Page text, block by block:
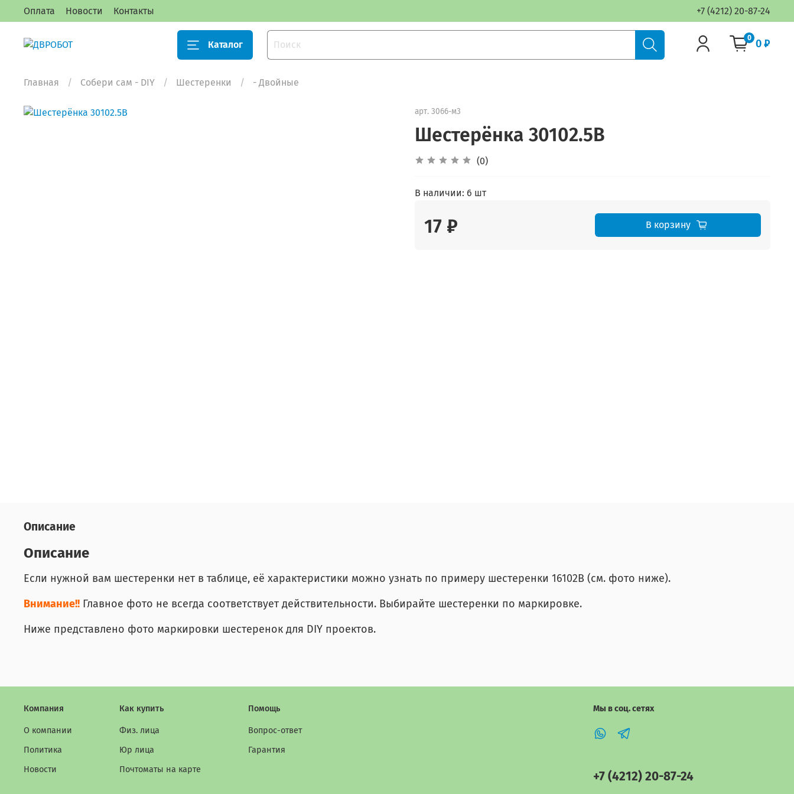
Оплата Новости Контакты +7 (4212) 20-87-24
Каталог
0 0 ₽
Главная Собери сам - DIY Шестеренки - Двойные
арт. 3066-м3
Шестерёнка 30102.5B
(0)
В наличии: 6 шт
17 ₽ В корзину
Описание
Описание
Если нужной вам шестеренки нет в таблице, её характеристики можно узнать по примеру шестеренки 16102В (см. фото ниже).
Внимание!! Главное фото не всегда соответствует действительности. Выбирайте шестеренки по маркировке.
Ниже представлено фото маркировки шестеренок для DIY проектов.
Компания
О компании
Политика
Новости
Как купить
Физ. лица
Юр лица
Почтоматы на карте
Помощь
Вопрос-ответ
Гарантия
Мы в соц. сетях
+7 (4212) 20-87-24